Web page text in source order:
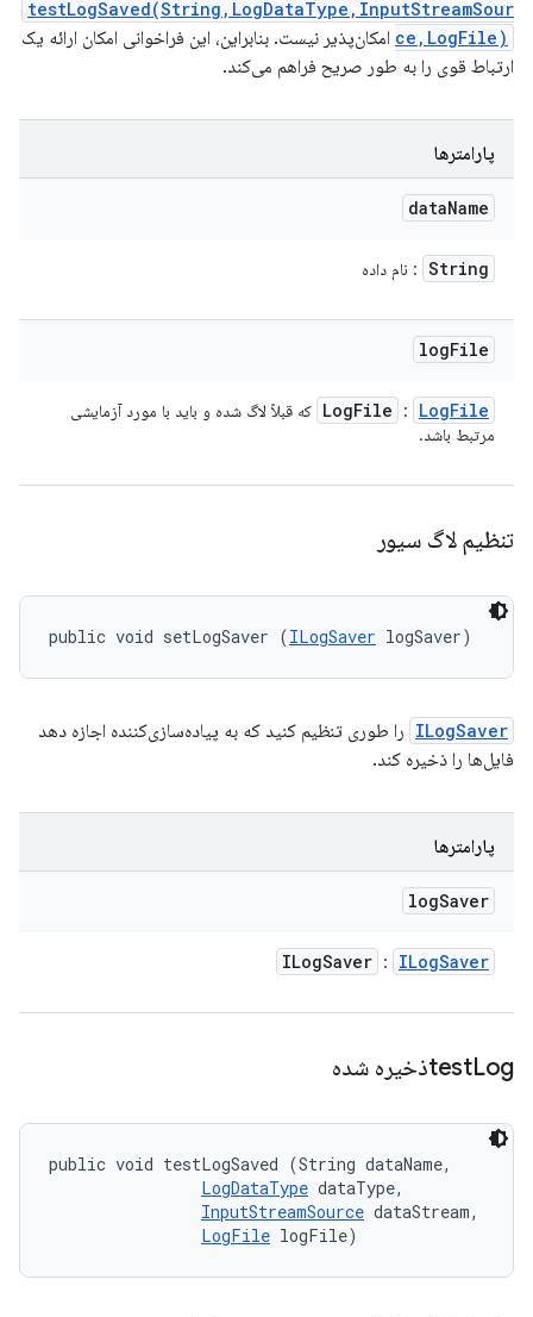
testLogSaved(String,LogDataType,InputStreamSour
ce,LogFile) امکان‌پذیر نیست. بنابراین، این فراخوانی امکان ارائه یک
ارتباط قوی را به طور صریح فراهم می‌کند.
پارامترها
dataName
String : نام داده
logFile
LogFile : LogFile
که قبلاً لاگ شده و باید با مورد آزمایشی
مرتبط باشد.
تنظیم لاگ سیور
public void setLogSaver (ILogSaver logSaver)
ILogSaver را طوری تنظیم کنید که به پیاده‌سازی‌کننده اجازه دهد
فایل‌ها را ذخیره کند.
پارامترها
logSaver
ILogSaver : ILogSaver
testLogذخیره شده
public void testLogSaved (String dataName,
LogDataType dataType,
InputStreamSource dataStream,
LogFile logFile)